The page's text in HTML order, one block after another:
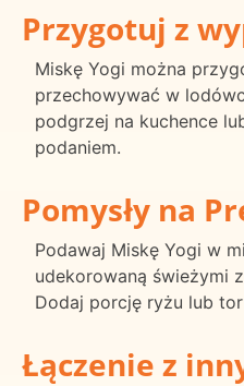
Przygotuj z
Miskę Yogi można
przechowywać w
podgrzej na kuchence
podaniem.
Pomysły na
Podawaj Miskę Yogi w
udekorowaną świeżymi
Dodaj porcję ryżu lub
Łączenie z